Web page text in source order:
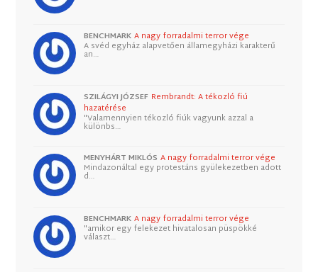
BENCHMARK A nagy forradalmi terror vége
A svéd egyház alapvetően államegyházi karakterű
an…
SZILÁGYI JÓZSEF Rembrandt: A tékozló fiú
hazatérése
"Valamennyien tékozló fiúk vagyunk azzal a
különbs…
MENYHÁRT MIKLÓS A nagy forradalmi terror vége
Mindazonáltal egy protestáns gyülekezetben adott
d…
BENCHMARK A nagy forradalmi terror vége
"amikor egy felekezet hivatalosan püspökké
választ…